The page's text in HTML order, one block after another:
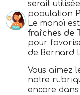
serait
population
Le monoï
fraîches de
pour
de Bernard
Vous aimez
notre
encore